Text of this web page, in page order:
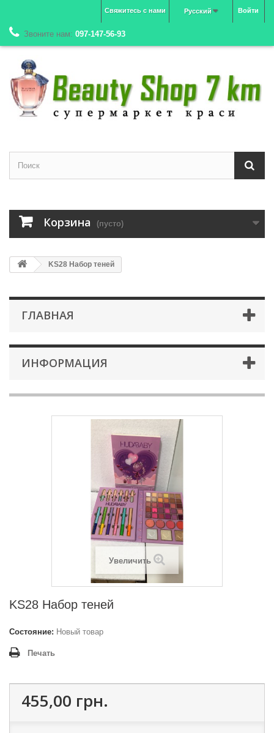
Войти
Русский
Свяжитесь с нами
Звоните нам: 097-147-56-93
Корзина (пусто)
KS28 Набор теней
ГЛАВНАЯ
ИНФОРМАЦИЯ
Увеличить
KS28 Набор теней
Состояние: Новый товар
Печать
455,00 грн.